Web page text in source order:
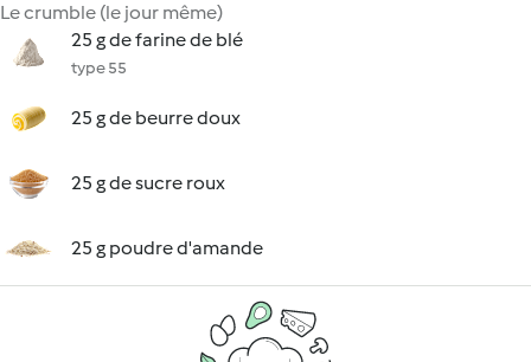
Le crumble (le jour même)
25 g de farine de blé
type 55
25 g de beurre doux
25 g de sucre roux
25 g poudre d'amande